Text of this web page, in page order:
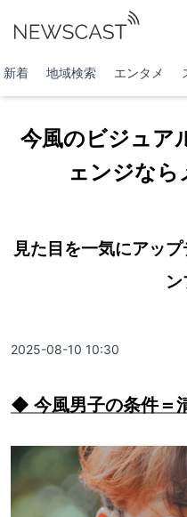
新着 地域検索 エンタメ
今風のビジュア
ェンジなら
見た目を一気にアッ
ン
2025-08-10 10:30
◆ 今風男子の条件＝